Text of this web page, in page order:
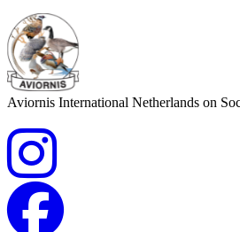
Aviornis International Netherlands on